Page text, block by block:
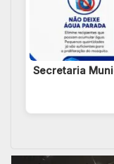
Secretaria